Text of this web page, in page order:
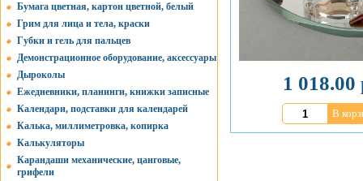
Бумага цветная, картон цветной, белый
Грим для лица и тела, краски
Губки и гель для пальцев
Демонстрационное оборудование, аксессуары
Дыроколы
Ежедневники, планинги, книжки записные
Календари, подставки для календарей
Калька, миллиметровка, копирка
Калькуляторы
Карандаши механические, цанговые,
грифели
1 018.00
В